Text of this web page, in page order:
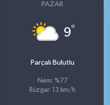
PAZAR
9°
Parçalı Bulutlu
Nem: %77
Rüzgar: 13 km/h